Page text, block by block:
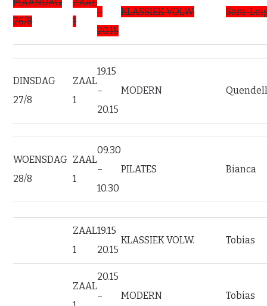
26/8
1
–
20.15
KLASSIEK VOLW. Sara-
DINSDAG
27/8
ZAAL
1
19.15
–
20.15
MODERN
WOENSDAG
28/8
ZAAL
1
09.30
–
10.30
PILATES Bianca
ZAAL
1
19.15
20.15
KLASSIEK VOLW. Tobias
ZAAL
20.15
–
MODERN Tobias